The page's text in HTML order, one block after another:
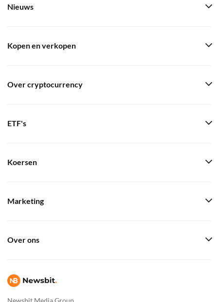
Newsbit Media Group
Nieuws
Kopen en verkopen
Over cryptocurrency
ETF's
Koersen
Marketing
Over ons